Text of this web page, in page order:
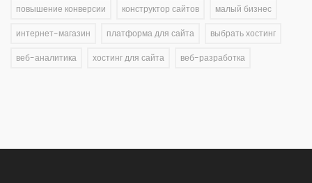
повышение конверсии конструктор сайтов малый бизнес
интернет-магазин платформа для сайта выбрать хостинг
веб-аналитика хостинг для сайта веб-разработка